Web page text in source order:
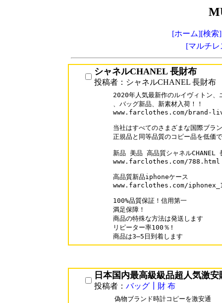
[ホーム][検索]
[マルチ
シャネルCHANEL 長財布
投稿者：シャネルCHANEL 長財布
2020年人気最新作のルイヴィトン
、バッグ新品、新素材入荷！！
www.farclothes.com/brand-
当社はすべてのさまざまな国際ブラ
正規品と同等品質のコピー品を低価
新品 美品 高品質シャネルCHANEL
www.farclothes.com/788.html
高品質新品iphoneケース
www.farclothes.com/
100%品質保証！信用第一
満足保障！
商品の特殊な方法は発送します
リピーター率100％!
商品は3―5日到着します
日本国内最高級級品超人気激安
投稿者： バッグ┃財 布
偽物ブランド時計コピーを激安通